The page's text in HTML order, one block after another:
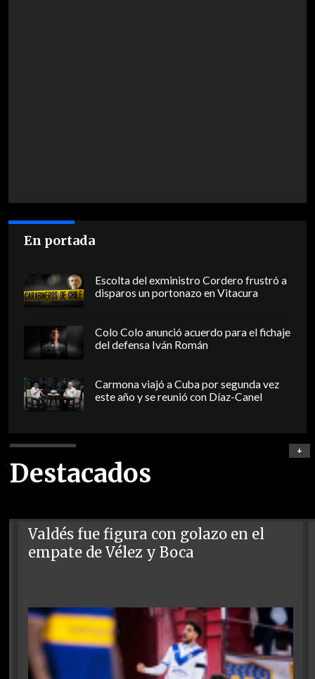
En portada
Escolta del exministro Cordero frustró a
disparos un portonazo en Vitacura
Colo Colo anunció acuerdo para el fichaje
del defensa Iván Román
Carmona viajó a Cuba por segunda vez
este año y se reunió con Díaz-Canel
Destacados
+
Valdés fue figura con golazo en el
empate de Vélez y Boca